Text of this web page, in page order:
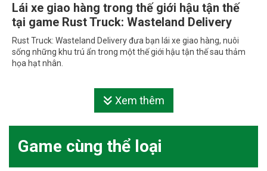
Lái xe giao hàng trong thế giới hậu tận thế
tại game Rust Truck: Wasteland Delivery
Rust Truck: Wasteland Delivery đưa bạn lái xe giao hàng, nuôi
sống những khu trú ẩn trong một thế giới hậu tận thế sau thảm
họa hạt nhân.
Xem thêm
Game cùng thể loại